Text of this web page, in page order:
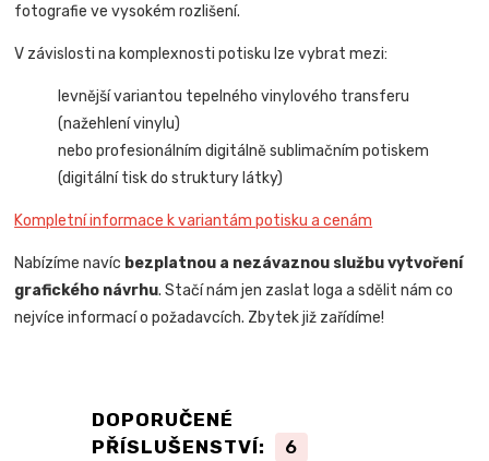
fotografie ve vysokém rozlišení.
V závislosti na komplexnosti potisku lze vybrat mezi:
levnější variantou tepelného vinylového transferu
(nažehlení vinylu)
nebo profesionálním digitálně sublimačním potiskem
(digitální tisk do struktury látky)
Kompletní informace k variantám potisku a cenám
Nabízíme navíc bezplatnou a nezávaznou službu vytvoření
grafického návrhu. Stačí nám jen zaslat loga a sdělit nám co
nejvíce informací o požadavcích. Zbytek již zařídíme!
DOPORUČENÉ
PŘÍSLUŠENSTVÍ:
6